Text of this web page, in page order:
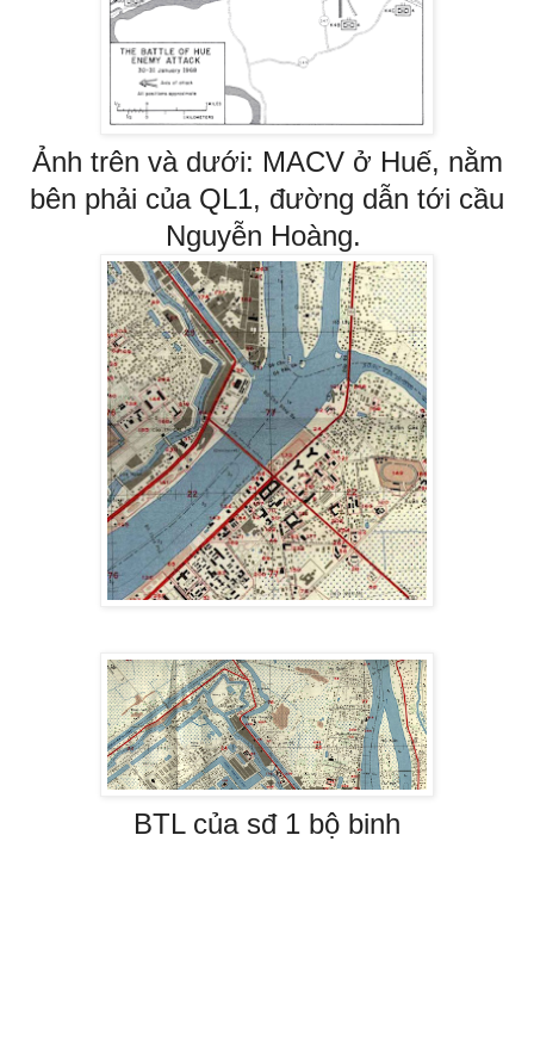
Ảnh trên và dưới: MACV ở Huế, nằm
bên phải của QL1, đường dẫn tới cầu
Nguyễn Hoàng.
BTL của sđ 1 bộ binh